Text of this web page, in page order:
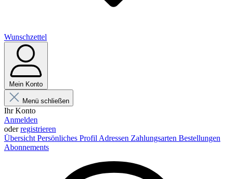
Wunschzettel
Mein Konto
Menü schließen
Ihr Konto
Anmelden
oderregistrieren
Übersicht Persönliches Profil Adressen Zahlungsarten Bestellungen
Abonnements